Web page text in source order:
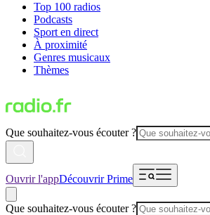
Top 100 radios
Podcasts
Sport en direct
À proximité
Genres musicaux
Thèmes
Que souhaitez-vous écouter ?
Ouvrir l'appDécouvrir Prime
Que souhaitez-vous écouter ?